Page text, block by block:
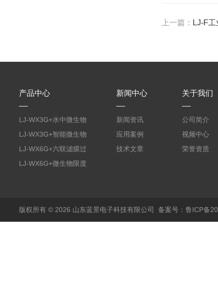
上一篇： LJ-F
产品中心
LJ-WX3G+水中微生物
膜过滤装置
LJ-WX3G+智能微生物
限度仪
LJ-WX6G+六联滤膜过
滤器
LJ-WX6G+微生物限度
新闻中心
新闻资讯
应用案例
技术文章
关于我们
公司简介
视频中心
荣誉资质
版权所有 © 2026 山东蓝景电子科技有限公司 备案号：鲁ICP备